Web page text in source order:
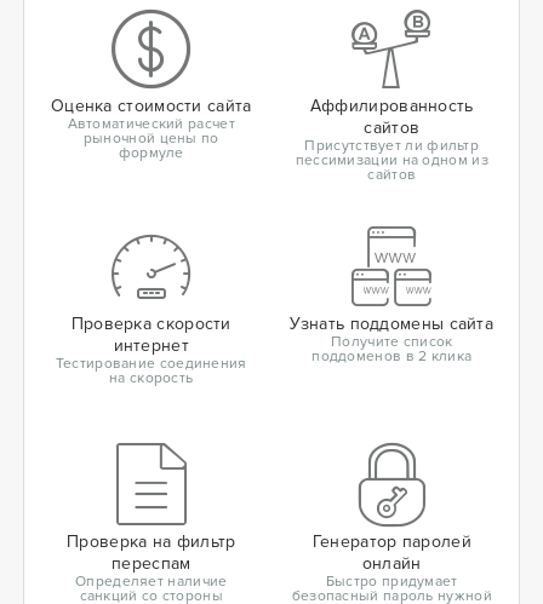
Оценка стоимости сайта
Автоматический расчет
рыночной цены по
формуле
Аффилированность
сайтов
Присутствует ли фильтр
пессимизации на одном из
сайтов
Проверка скорости
интернет
Тестирование соединения
на скорость
Узнать поддомены сайта
Получите список
поддоменов в 2 клика
Проверка на фильтр
переспам
Определяет наличие
санкций со стороны
Генератор паролей
онлайн
Быстро придумает
безопасный пароль нужной